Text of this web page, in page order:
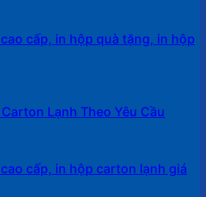
cấp, in hộp quà tặng, in hộp
Lạnh Theo Yêu Cầu
cấp, in hộp carton lạnh giá